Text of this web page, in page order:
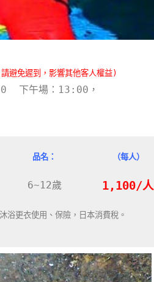
避免遲到，影響其他客人權益)
下午場： 13:00 ，
品名： （每人）
6~12歲 1,100/人
浴更衣使用、保險，日本消費稅。